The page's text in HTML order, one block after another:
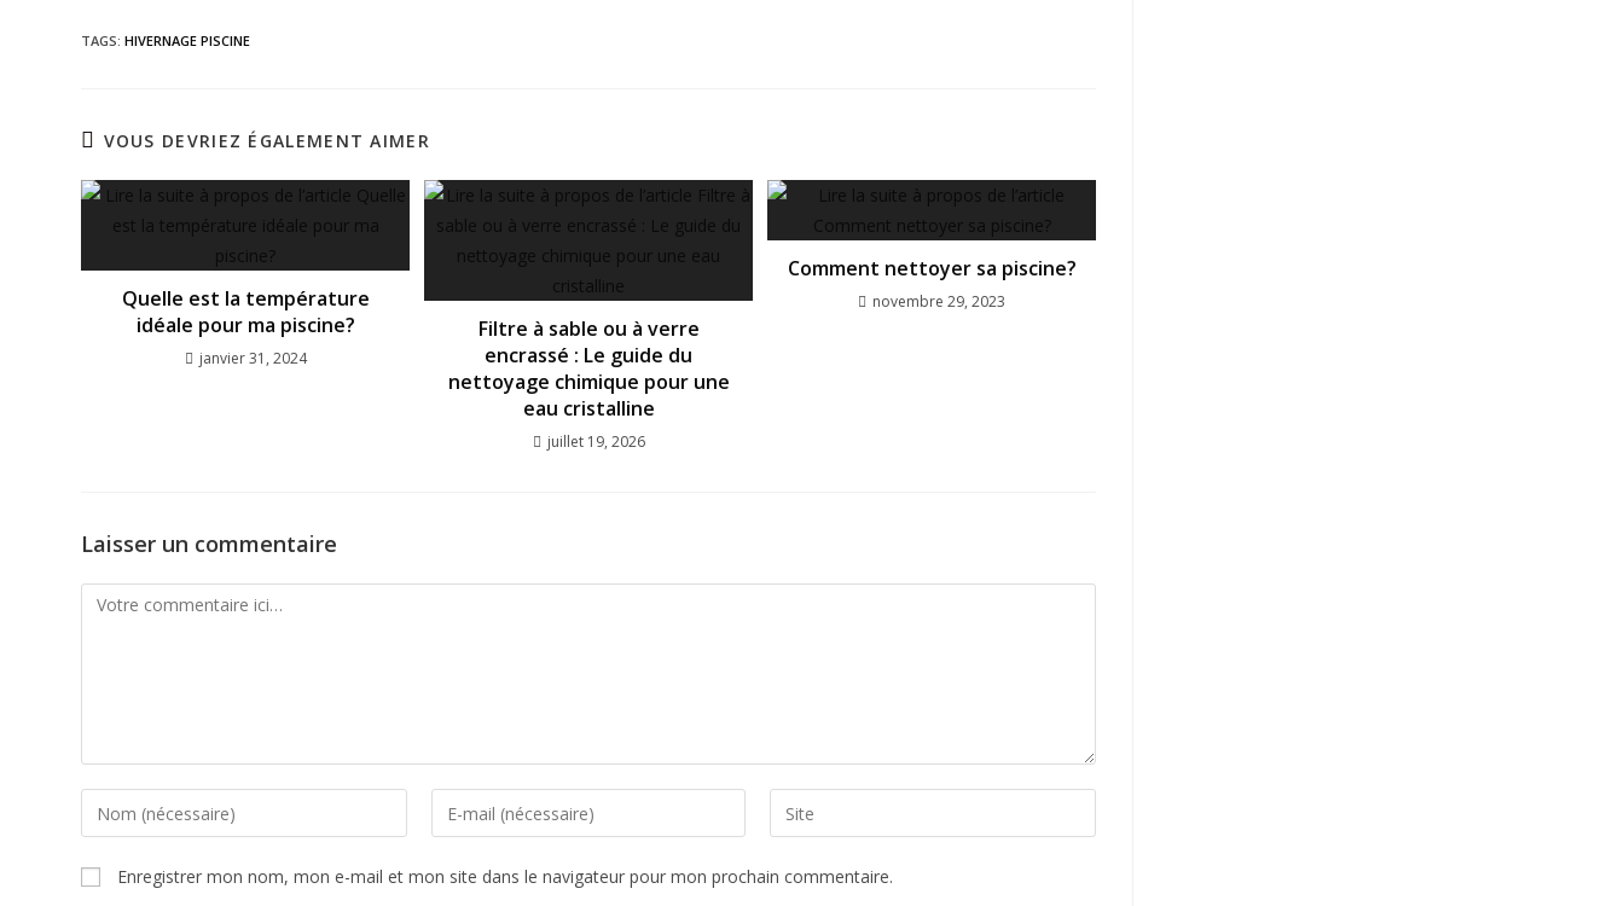
TAGS:HIVERNAGE PISCINE
VOUS DEVRIEZ ÉGALEMENT AIMER
Quelle est la température
idéale pour ma piscine?
janvier 31, 2024
Filtre à sable ou à verre
encrassé : Le guide du
nettoyage chimique pour une
eau cristalline
juillet 19, 2026
Comment nettoyer sa piscine?
novembre 29, 2023
Laisser un commentaire
Enregistrer mon nom, mon e-mail et mon site dans le navigateur pour mon prochain commentaire.